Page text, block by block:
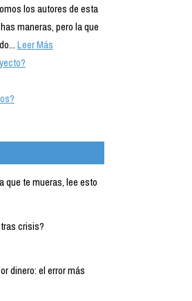
los autores de esta
maneras, pero la que
Leer Más
que te mueras, lee esto
crisis?
dinero: el error más